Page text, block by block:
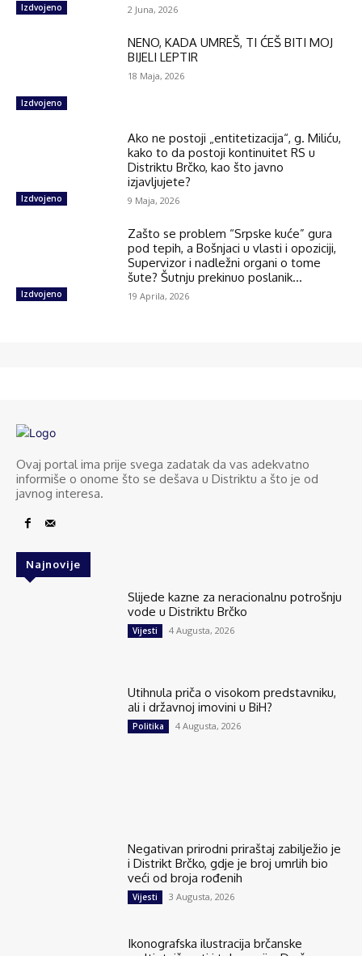
Izdvojeno 2 Juna, 2026
Izdvojeno
NENO, KADA UMREŠ, TI ĆEŠ BITI MOJ
BIJELI LEPTIR
18 Maja, 2026
Izdvojeno
Ako ne postoji „entitetizacija“, g. Miliću,
kako to da postoji kontinuitet RS u
Distriktu Brčko, kao što javno
izjavljujete?
9 Maja, 2026
Izdvojeno
Zašto se problem “Srpske kuće” gura
pod tepih, a Bošnjaci u vlasti i opoziciji,
Supervizor i nadležni organi o tome
šute? Šutnju prekinuo poslanik...
19 Aprila, 2026
Ovaj portal ima prije svega zadatak da vas adekvatno
informiše o onome što se dešava u Distriktu a što je od
javnog interesa.
Najnovije
Slijede kazne za neracionalnu potrošnju
vode u Distriktu Brčko
Vijesti 4 Augusta, 2026
Utihnula priča o visokom predstavniku,
ali i državnoj imovini u BiH?
Politika 4 Augusta, 2026
Negativan prirodni priraštaj zabilježio je
i Distrikt Brčko, gdje je broj umrlih bio
veći od broja rođenih
Vijesti 3 Augusta, 2026
Ikonografska ilustracija brčanske